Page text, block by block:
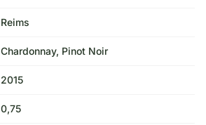
Reims
Chardonnay, Pinot Noir
2015
0,75